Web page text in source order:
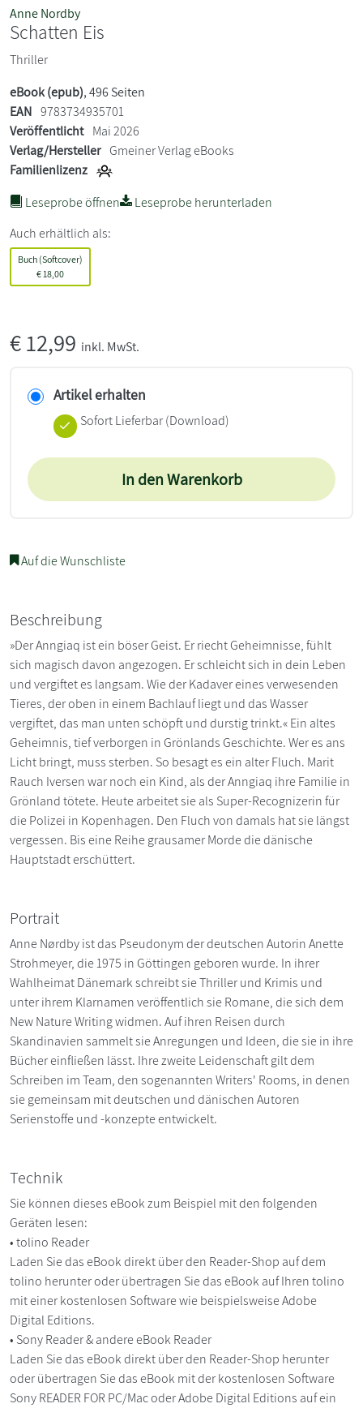
Anne Nordby
Schatten Eis
Thriller
eBook (epub), 496 Seiten
EAN 9783734935701
Veröffentlicht Mai 2026
Verlag/Hersteller Gmeiner Verlag eBooks
Familienlizenz
Leseprobe öffnen
Leseprobe herunterladen
Auch erhältlich als:
Buch (Softcover)
€ 18,00
€12,99 inkl. MwSt.
Artikel erhalten
Sofort Lieferbar (Download)
In den Warenkorb
Auf die Wunschliste
Beschreibung
»Der Anngiaq ist ein böser Geist. Er riecht Geheimnisse, fühlt
sich magisch davon angezogen. Er schleicht sich in dein Leben
und vergiftet es langsam. Wie der Kadaver eines verwesenden
Tieres, der oben in einem Bachlauf liegt und das Wasser
vergiftet, das man unten schöpft und durstig trinkt.« Ein altes
Geheimnis, tief verborgen in Grönlands Geschichte. Wer es ans
Licht bringt, muss sterben. So besagt es ein alter Fluch. Marit
Rauch Iversen war noch ein Kind, als der Anngiaq ihre Familie in
Grönland tötete. Heute arbeitet sie als Super-Recognizerin für
die Polizei in Kopenhagen. Den Fluch von damals hat sie längst
vergessen. Bis eine Reihe grausamer Morde die dänische
Hauptstadt erschüttert.
Portrait
Anne Nørdby ist das Pseudonym der deutschen Autorin Anette
Strohmeyer, die 1975 in Göttingen geboren wurde. In ihrer
Wahlheimat Dänemark schreibt sie Thriller und Krimis und
unter ihrem Klarnamen veröffentlich sie Romane, die sich dem
New Nature Writing widmen. Auf ihren Reisen durch
Skandinavien sammelt sie Anregungen und Ideen, die sie in ihre
Bücher einfließen lässt. Ihre zweite Leidenschaft gilt dem
Schreiben im Team, den sogenannten Writers' Rooms, in denen
sie gemeinsam mit deutschen und dänischen Autoren
Serienstoffe und -konzepte entwickelt.
Technik
Sie können dieses eBook zum Beispiel mit den folgenden
Geräten lesen:
• tolino Reader
Laden Sie das eBook direkt über den Reader-Shop auf dem
tolino herunter oder übertragen Sie das eBook auf Ihren tolino
mit einer kostenlosen Software wie beispielsweise Adobe
Digital Editions.
• Sony Reader & andere eBook Reader
Laden Sie das eBook direkt über den Reader-Shop herunter
oder übertragen Sie das eBook mit der kostenlosen Software
Sony READER FOR PC/Mac oder Adobe Digital Editions auf ein